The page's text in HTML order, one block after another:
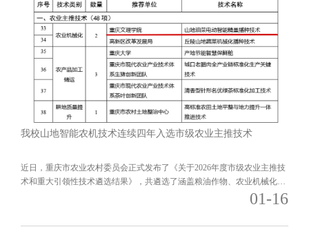
我校山地智能农机技术连续四年入选市级农业主推技术
近日，重庆市农业农村委员会正式发布了《关于2026年度市级农业主推技
术和重大引领性技术遴选结果》，共遴选了涵盖粮油作物、农业机械化、
01-16